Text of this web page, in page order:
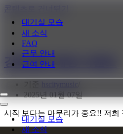
콘텐츠로 건너뛰기
대기실 모습
새 소식
FAQ
근무 안내
급여 안내
내
비
게
이
내
비
게
대기실 모습
새 소식
강북호빠 해장 이벤트
2025년 01월 07일
시작 보다는 마무리가 중요!! 저